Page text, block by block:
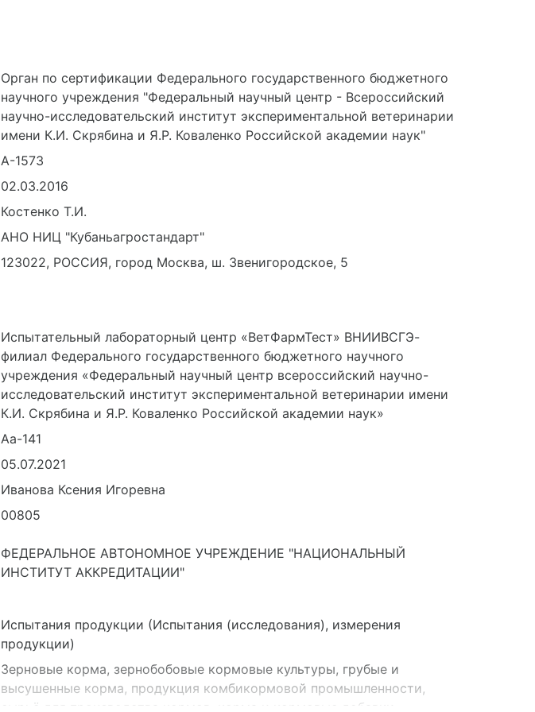
Орган по сертификации Федерального государственного бюджетного
научного учреждения "Федеральный научный центр - Всероссийский
научно-исследовательский институт экспериментальной ветеринарии
имени К.И. Скрябина и Я.Р. Коваленко Российской академии наук"
А-1573
02.03.2016
Костенко Т.И.
АНО НИЦ "Кубаньагростандарт"
123022, РОССИЯ, город Москва, ш. Звенигородское, 5
Испытательный лабораторный центр «ВетФармТест» ВНИИВСГЭ-
филиал Федерального государственного бюджетного научного
учреждения «Федеральный научный центр всероссийский научно-
исследовательский институт экспериментальной ветеринарии имени
К.И. Скрябина и Я.Р. Коваленко Российской академии наук»
Аа-141
05.07.2021
Иванова Ксения Игоревна
00805
ФЕДЕРАЛЬНОЕ АВТОНОМНОЕ УЧРЕЖДЕНИЕ "НАЦИОНАЛЬНЫЙ
ИНСТИТУТ АККРЕДИТАЦИИ"
Испытания продукции (Испытания (исследования), измерения
продукции)
Зерновые корма, зернобобовые кормовые культуры, грубые и
высушенные корма, продукция комбикормовой промышленности,
сырьё для производства кормов, корма и кормовые добавки,